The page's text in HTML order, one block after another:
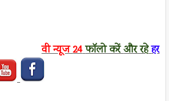
वी न्यूज24फॉलो करेंऔर रहेहर